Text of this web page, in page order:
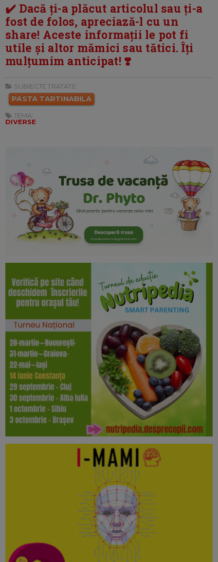
✔️ Dacă ți-a plăcut articolul sau ți-a
fost de folos, apreciază-l cu un
share! Aceste informații le pot fi
utile și altor mămici sau tătici. Îți
mulțumim anticipat! ❣️
SUBIECTE TRATATE:
PASTA TARTINABILA
TEMA:
DIVERSE